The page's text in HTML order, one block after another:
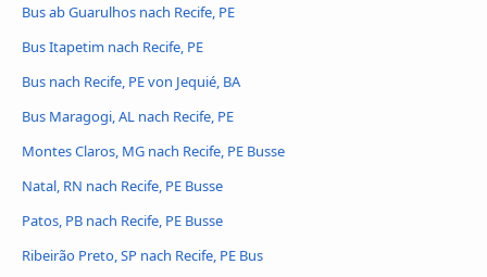
Bus ab Guarulhos nach Recife, PE
Bus Itapetim nach Recife, PE
Bus nach Recife, PE von Jequié, BA
Bus Maragogi, AL nach Recife, PE
Montes Claros, MG nach Recife, PE Busse
Natal, RN nach Recife, PE Busse
Patos, PB nach Recife, PE Busse
Ribeirão Preto, SP nach Recife, PE Bus